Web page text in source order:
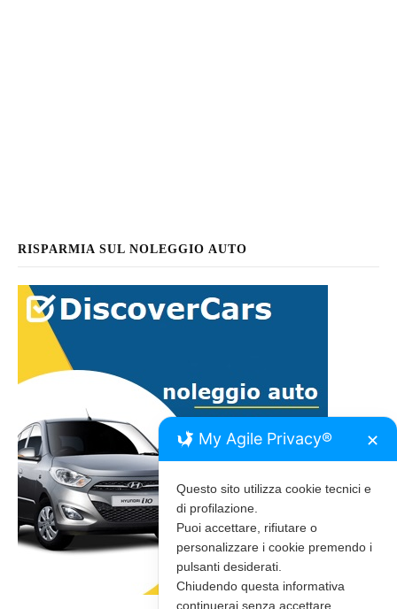
RISPARMIA SUL NOLEGGIO AUTO
My Agile Privacy® ✕
Questo sito utilizza cookie tecnici e
di profilazione.
Puoi accettare, rifiutare o
personalizzare i cookie premendo i
pulsanti desiderati.
Chiudendo questa informativa
continuerai senza accettare.